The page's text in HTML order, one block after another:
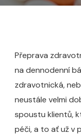
Přeprava
na dennodenní
zdravotnická,
neustále velmi
spoustu klientů,
péči, a to ať už v